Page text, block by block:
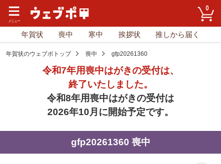
0
年賀状 喪中 寒中 挨拶状 推しから届く
年賀状のウェブポトップ 喪中 gfp20261360
令和7年用喪中はがきの受付は、
終了いたしました。
令和8年用喪中はがきの受付は
2026年10月に開始予定です。
gfp20261360 喪中